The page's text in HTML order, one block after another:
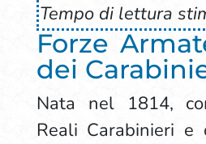
Tempo di lettura
Forze
dei
Nata nel 1814,
Reali Carabinieri e